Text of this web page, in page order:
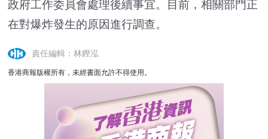
政府工作委員會處理後續事宜。目前，相關部門正
在對爆炸發生的原因進行調查。
責任編輯：林鏗泓
香港商報版權所有，未經書面允許不得使用。